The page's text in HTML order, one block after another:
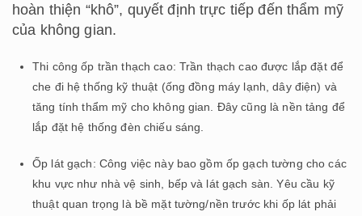
hoàn thiện “khô”, quyết định trực tiếp đến thẩm mỹ
của không gian.
Thi công ốp trần thạch cao: Trần thạch cao được lắp đặt để
che đi hệ thống kỹ thuật (ống đồng máy lạnh, dây điện) và
tăng tính thẩm mỹ cho không gian. Đây cũng là nền tảng để
lắp đặt hệ thống đèn chiếu sáng.
Ốp lát gạch: Công việc này bao gồm ốp gạch tường cho các
khu vực như nhà vệ sinh, bếp và lát gạch sàn. Yêu cầu kỹ
thuật quan trọng là bề mặt tường/nền trước khi ốp lát phải